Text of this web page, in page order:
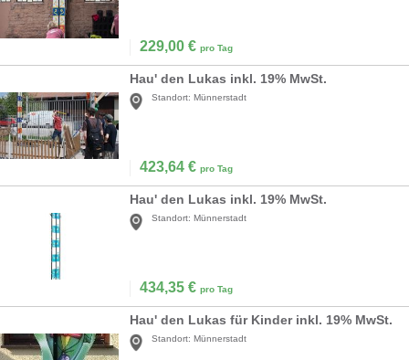
229,00 € pro Tag
Hau' den Lukas inkl. 19% MwSt.
Standort: Münnerstadt
423,64 € pro Tag
Hau' den Lukas inkl. 19% MwSt.
Standort: Münnerstadt
434,35 € pro Tag
Hau' den Lukas für Kinder inkl. 19% MwSt.
Standort: Münnerstadt